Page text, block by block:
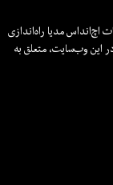
مدیا راه‌اندازی
این وب‌سایت، متعلق به